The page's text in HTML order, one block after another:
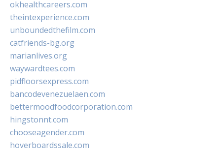
okhealthcareers.com
theintexperience.com
unboundedthefilm.com
catfriends-bg.org
marianlives.org
waywardtees.com
pidfloorsexpress.com
bancodevenezuelaen.com
bettermoodfoodcorporation.com
hingstonnt.com
chooseagender.com
hoverboardssale.com